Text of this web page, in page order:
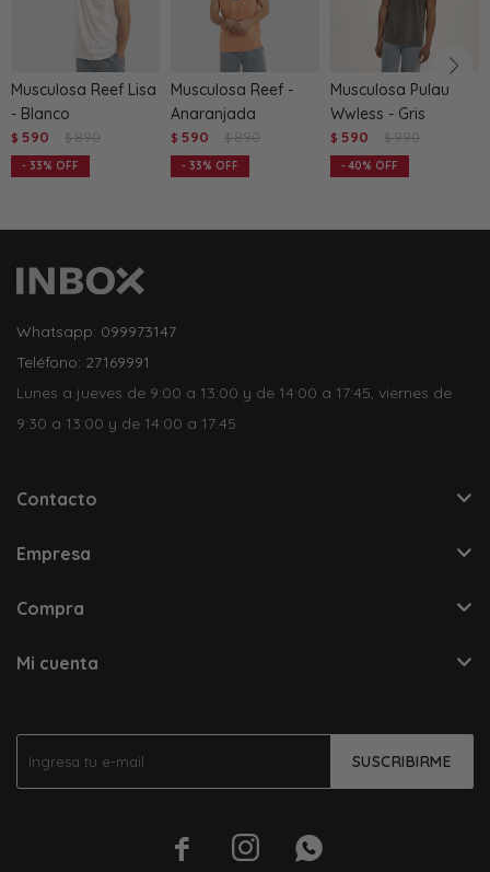
Musculosa Reef Lisa
- Blanco
$ 590 $ 890
33
Musculosa Reef -
Anaranjada
$ 590 $ 890
33
Musculosa Pulau
Wwless - Gris
$ 590 $ 990
40
SUSCRIBIRME
  
Whatsapp: 099973147
Teléfono: 27169991
Lunes a jueves de 9:00 a 13:00 y de 14:00 a 17:45, viernes de
9:30 a 13:00 y de 14:00 a 17:45.
Contacto
Empresa
Compra
Mi cuenta